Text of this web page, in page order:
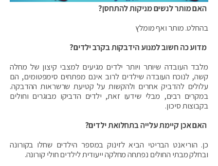
האם מותר לנשים מניקות להתחסן?
בהחלט. מותר ואף מומלץ
מדוע כה חשוב למנוע הידבקות בקרב ילדים?
מלבד העובדה שיותר ויותר ילדים מגיעים למצבי קיצון של מחלה
קשה, לנוכח העובדה שילדים לרוב אינם מפתחים סימפטומים, הם
עלולים להדביק אחרים ולהקשות על קטיעת שרשראות ההדבקה.
במקרים רבים, מבלי שידעו זאת, ילדים הדביקו מבוגרים וחולים
בקבוצות סיכון.
האם אכן קיימת עלייה בתחלואת ילדים?
כן. הוריאנט הבריטי הביא לזינוק במספר הילדים שחלו בקורונה
ובחלק מבתי החולים נפתחה מחלקה ייעודית לילדים חולי קורונה.